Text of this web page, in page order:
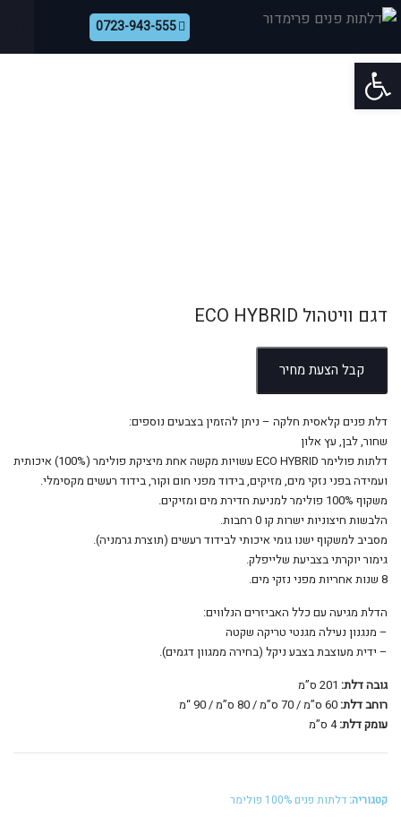
0723-943-555
דגם וויטהול ECO HYBRID
קבל הצעת מחיר
דלת פנים קלאסית חלקה – ניתן להזמין בצבעים נוספים:
שחור, לבן, עץ אלון
דלתות פולימר ECO HYBRID עשויות מקשה אחת מיציקת פולימר (100%) איכותית
ועמידה בפני נזקי מים, מזיקים, בידוד מפני חום וקור, בידוד רעשים מקסימלי.
משקוף 100% פולימר למניעת חדירת מים ומזיקים.
הלבשות חיצוניות ישרות קו 0 רחבות.
מסביב למשקוף ישנו גומי איכותי לבידוד רעשים (תוצרת גרמניה).
גימור יוקרתי בצביעת שלייפלק.
8 שנות אחריות מפני נזקי מים.
הדלת מגיעה עם כלל האביזרים הנלווים:
– מנגנון נעילה מגנטי טריקה שקטה
– ידית מעוצבת בצבע ניקל (בחירה ממגוון דגמים).
גובה דלת: 201 ס”מ
רוחב דלת:
עומק דלת:4 ס”מ
קטגוריה: דלתות פנים 100% פולימר
פתח סרגל נגישות